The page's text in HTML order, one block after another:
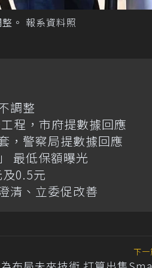
。 報系資料照
調整
程，市府提數據回應
，警察局提數據回應
最低保額曝光
0.5元
清、立委促改善
下一